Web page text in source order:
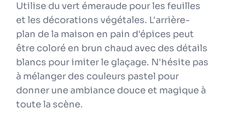
Utilise du vert émeraude pour les feuilles
et les décorations végétales. L'arrière-
plan de la maison en pain d'épices peut
être coloré en brun chaud avec des détails
blancs pour imiter le glaçage. N'hésite pas
à mélanger des couleurs pastel pour
donner une ambiance douce et magique à
toute la scène.